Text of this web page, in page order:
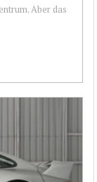
Aber das